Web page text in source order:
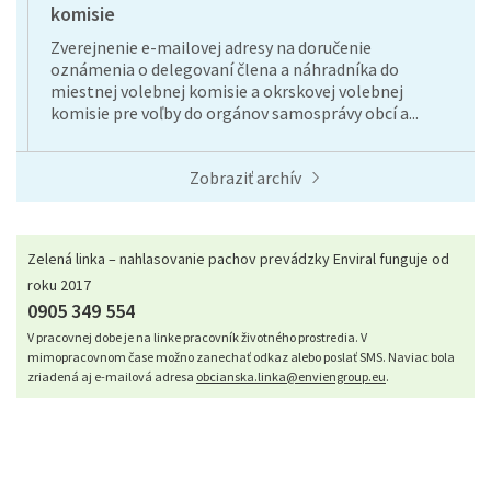
komisie
Zverejnenie e-mailovej adresy na doručenie
oznámenia o delegovaní člena a náhradníka do
miestnej volebnej komisie a okrskovej volebnej
komisie pre voľby do orgánov samosprávy obcí a...
Zobraziť archív
Zelená linka – nahlasovanie pachov prevádzky Enviral funguje od
roku 2017
0905 349 554
V pracovnej dobe je na linke pracovník životného prostredia. V
mimopracovnom čase možno zanechať odkaz alebo poslať SMS. Naviac bola
zriadená aj e-mailová adresa obcianska.linka@enviengroup.eu.